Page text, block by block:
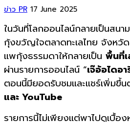
ข่าว PR 17 June 2025
ในวันที่โลกออนไลน์กลายเป็นสนา
กุ้งขวัญใจตลาดทะเลไทย จังหวั
แพกุ้งธรรมดาให้กลายเป็น พื้นที่
ผ่านรายการออนไลน์ “เจ๊อ้อไดอ
ตอนนี้มียอดรับชมและแชร์เพิ่มขึ้น
และ YouTube
รายการนี้ไม่เพียงแต่พาไปดูเบื้อ